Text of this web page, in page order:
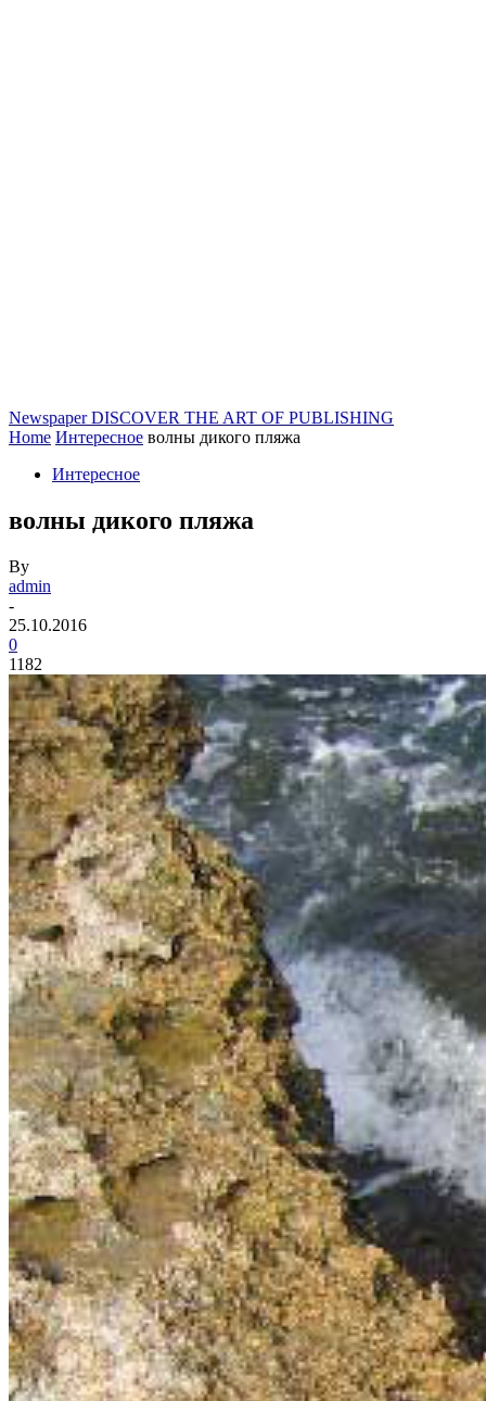
Newspaper DISCOVER THE ART OF PUBLISHING
Home Интересное волны дикого пляжа
Интересное
волны дикого пляжа
By
admin
-
25.10.2016
0
1182